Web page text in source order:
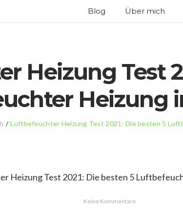
Blog Über mich
Heizung Test
Heizung
/ Luftbefeuchter Heizung Test 2021: Die besten 5
Keine Kommentare